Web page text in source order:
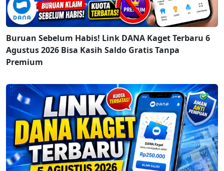
Buruan Sebelum Habis! Link DANA Kaget Terbaru 6
Agustus 2026 Bisa Kasih Saldo Gratis Tanpa
Premium